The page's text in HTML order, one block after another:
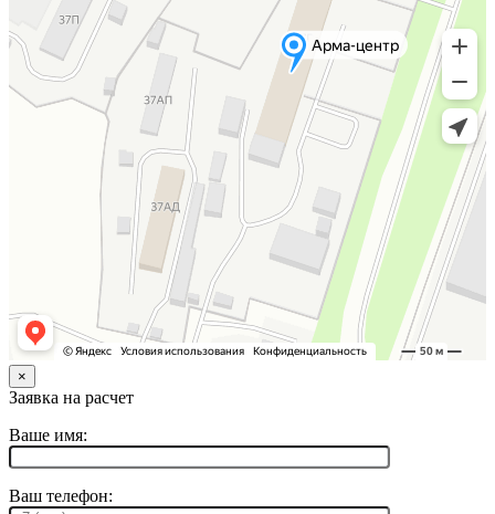
×
Заявка на расчет
Ваше имя:
Ваш телефон: